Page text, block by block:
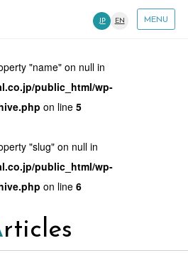
JP EN MENU
"name" on null in
public_html/wp-
on line 5
"slug" on null in
public_html/wp-
on line 6
Articles